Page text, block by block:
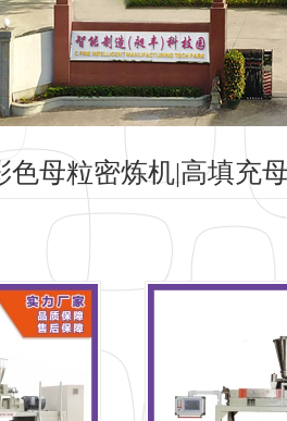
色母粒密炼机|高填充